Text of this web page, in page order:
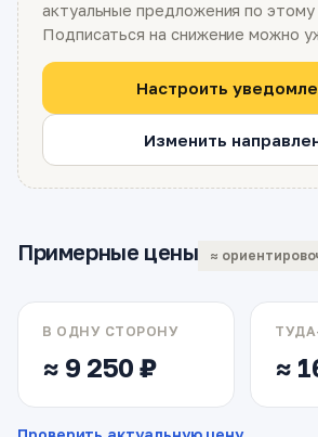
актуальные предложения по
Подписаться на снижение можно
Настроить
Изменить
Примерные цены ≈
В ОДНУ СТОРОНУ
≈ 9 250 ₽ ≈